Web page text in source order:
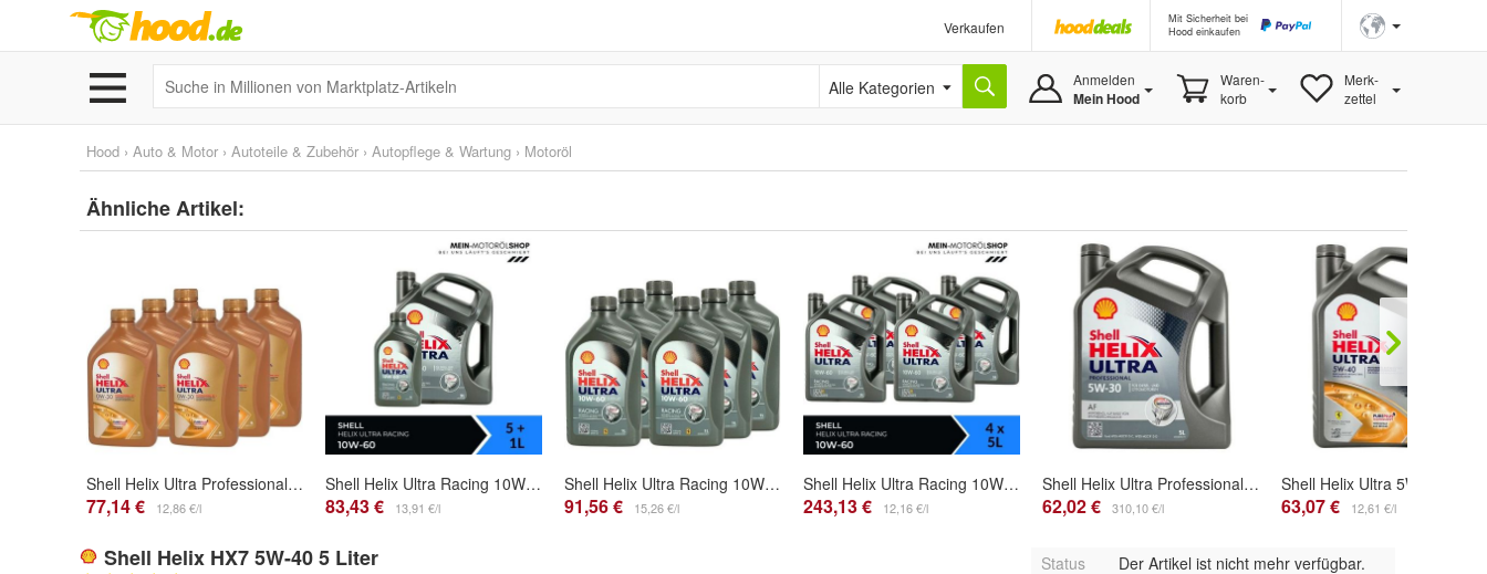
Verkaufen
Mit Sicherheit bei
Hood einkaufen
Alle Kategorien Anmelden
Mein Hood
Waren-
korb
Merk-
zettel
Hood › Auto & Motor › Autoteile & Zubehör › Autopflege & Wartung › Motoröl
Ähnliche Artikel:
Shell Helix Ultra Professional AV-L 0W-30 6x1 Liter
77,14 € 12,86 €/l
Shell Helix Ultra Racing 10W-60 5 + 1 Liter
83,43 € 13,91 €/l
Shell Helix Ultra Racing 10W-60 6x1 Liter
91,56 € 15,26 €/l
Shell Helix Ultra Racing 10W-60 4x5 Liter
243,13 € 12,16 €/l
Shell Helix Ultra Professional AF 5W-30 5 Liter
62,02 € 310,10 €/l
Shell Helix Ultra 5W-40 5
63,07 € 12,61 €/l
Shell Helix HX7 5W-40 5 Liter Status
Der Artikel ist nicht mehr verfügbar.